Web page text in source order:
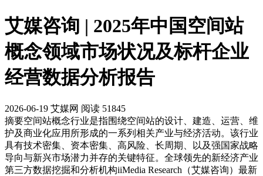
艾媒咨询 | 2025年中国空间站
概念领域市场状况及标杆企业
经营数据分析报告
2026-06-19 艾媒网 阅读 51845
摘要空间站概念行业是指围绕空间站的设计、建造、运营、维
护及商业化应用所形成的一系列相关产业与经济活动。该行业
具有技术密集、资本密集、高风险、长周期、以及强国家战略
导向与新兴市场潜力并存的关键特征。全球领先的新经济产业
第三方数据挖掘和分析机构iiMedia Research（艾媒咨询）最新